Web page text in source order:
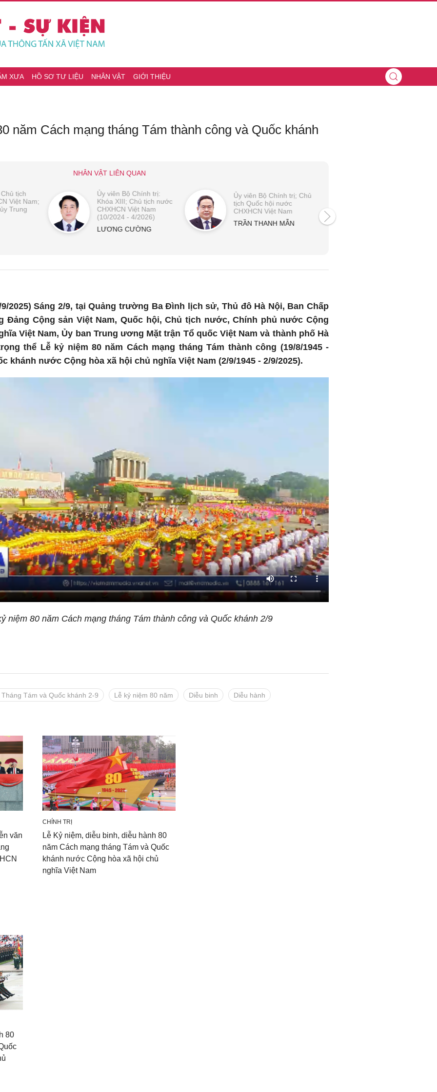
XƯA HỒ SƠ TƯ LIỆU NHÂN VẬT GIỚI THIỆU
năm Cách mạng tháng Tám thành công và Quốc khánh
NHÂN VẬT LIÊN QUAN
tịch
Việt Nam;
Trung
Ủy viên Bộ Chính trị:
Khóa XIII; Chủ tịch nước
CHXHCN Việt Nam
(10/2024 - 4/2026)
LƯƠNG CƯỜNG
Ủy viên Bộ Chính trị; Chủ
tịch Quốc hội nước
CHXHCN Việt Nam
TRẦN THANH MẪN
9/2025) Sáng 2/9, tại Quảng trường Ba Đình lịch sử, Thủ đô Hà Nội, Ban Chấp
Đảng Cộng sản Việt Nam, Quốc hội, Chủ tịch nước, Chính phủ nước Cộng
Việt Nam, Ủy ban Trung ương Mặt trận Tổ quốc Việt Nam và thành phố Hà
thể Lễ kỷ niệm 80 năm Cách mạng tháng Tám thành công (19/8/1945 -
khánh nước Cộng hòa xã hội chủ nghĩa Việt Nam (2/9/1945 - 2/9/2025).
niệm 80 năm Cách mạng tháng Tám thành công và Quốc khánh 2/9
Tám và Quốc khánh 2-9 Lễ kỷ niệm 80 năm Diễu binh Diễu hành
văn
CHÍNH TRỊ
Lễ Kỷ niệm, diễu binh, diễu hành 80
năm Cách mạng tháng Tám và Quốc
khánh nước Cộng hòa xã hội chủ
nghĩa Việt Nam
80